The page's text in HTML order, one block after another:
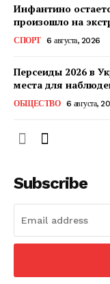
О нас
Политика
Отказ от
Инфантино
произошло на
СПОРТ 6 августа, 2026
Персеиды 2026 в
места для
ОБЩЕСТВО 6 августа,
Subscribe